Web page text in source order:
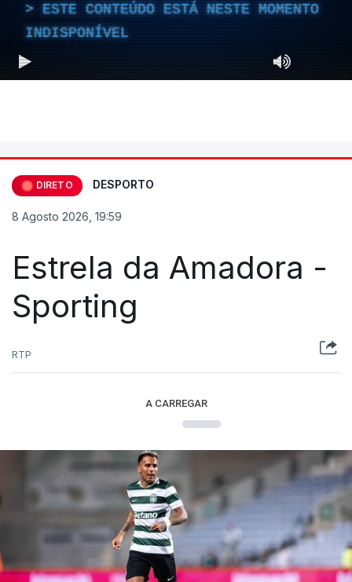
ESTE CONTEÚDO ESTÁ NESTE MOMENTO
INDISPONÍVEL
DIRETO DESPORTO
8 Agosto 2026, 19:59
Estrela da Amadora -
Sporting
RTP
A CARREGAR